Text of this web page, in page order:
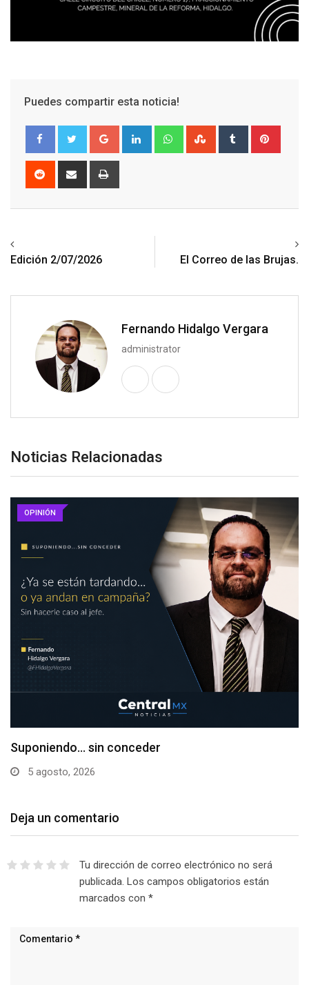
Puedes compartir esta noticia!
Google+ LinkedIn WhatsappStumbleUpon
Tumblr
Reddit
Share
Edición 2/07/2026 El Correo de las Brujas.
Fernando Hidalgo Vergara
administrator
Noticias Relacionadas
OPINIÓN
Suponiendo… sin conceder
5 agosto, 2026
Deja un comentario
Tu dirección de correo electrónico no será
publicada. Los campos obligatorios están
marcados con *